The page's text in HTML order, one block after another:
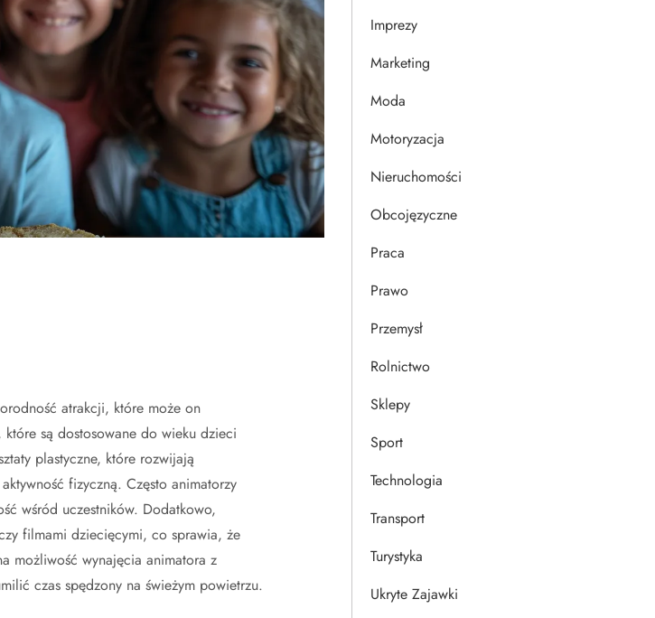
atrakcji, które może on
są dostosowane do wieku dzieci
plastyczne, które rozwijają
fizyczną. Często animatorzy
wśród uczestników. Dodatkowo,
filmami dziecięcymi, co sprawia, że
możliwość wynajęcia animatora z
czas spędzony na świeżym powietrzu.
Imprezy
Marketing
Moda
Motoryzacja
Nieruchomości
Obcojęzyczne
Praca
Prawo
Przemysł
Rolnictwo
Sklepy
Sport
Technologia
Transport
Turystyka
Ukryte Zajawki